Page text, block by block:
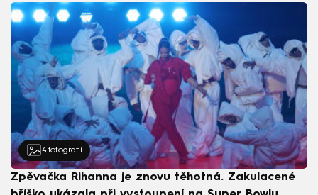
4 fotografií
Zpěvačka Rihanna je znovu těhotná. Zakulacené